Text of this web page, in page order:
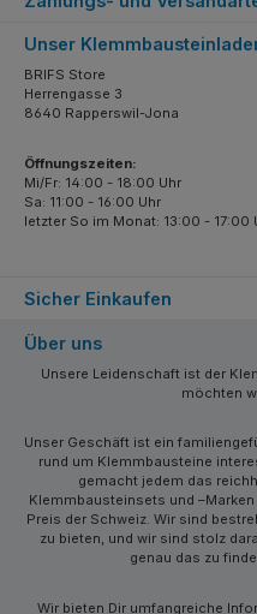
Sicher Einkaufen
Unser
BRIFS Store
Herrengasse 3
8640 Rapperswil-Jona
Öffnungszeiten:
Mi/Fr: 14:00 - 18:00 Uhr
Sa: 11:00 - 16:00 Uhr
letzter So im Monat: 13:00 - 17:00
Über uns
Unsere Leidenschaft ist der
möchten
Unser Geschäft ist ein
rund um Klemmbausteine
gemacht jedem das
Klemmbausteinsets und
Preis der Schweiz. Wir sind
zu bieten, und wir sind stolz
genau das zu
Wir bieten Dir umfangreiche